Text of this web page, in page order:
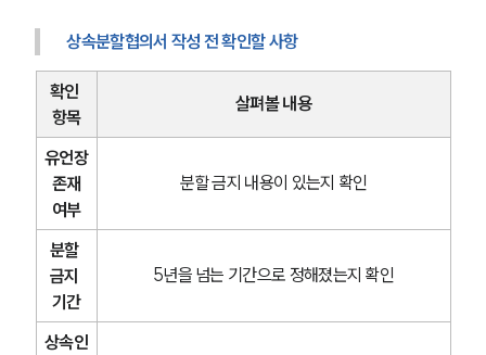
상속분할협의서 작성 전 확인할 사항
확인
항목
살펴볼 내용
유언장
존재
여부
분할 금지 내용이 있는지 확인
분할
금지
기간
5년을 넘는 기간으로 정해졌는지 확인
상속인